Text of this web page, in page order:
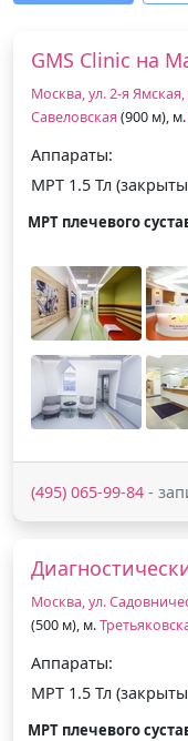
GMS Clinic на
Москва, ул. 2-я Ямская,
Савеловская (900 м), м.
Аппараты:
МРТ 1.5 Тл
МРТ плечевого
(495) 065-99-84 -
Москва, ул.
(500 м), м.
Аппараты:
МРТ 1.5 Тл
МРТ плечевого